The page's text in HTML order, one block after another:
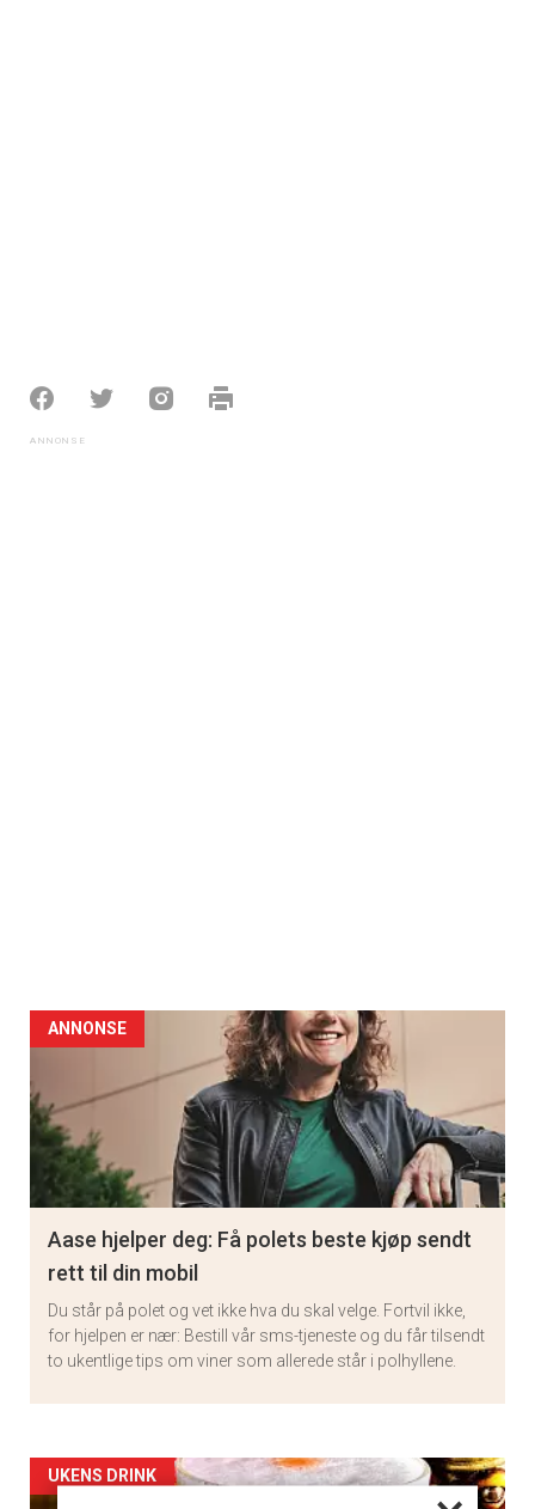
ANNONSE
Aase hjelper deg: Få polets beste kjøp sendt
rett til din mobil
Du står på polet og vet ikke hva du skal velge. Fortvil ikke,
for hjelpen er nær: Bestill vår sms-tjeneste og du får tilsendt
to ukentlige tips om viner som allerede står i polhyllene.
Artikler
UKENS DRINK